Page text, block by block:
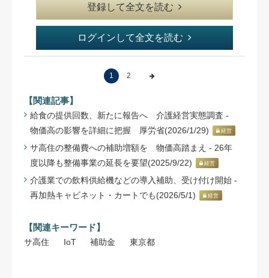
登録して全文を読む
ログインして全文を読む
1 2
【関連記事】
給食の提供回数、新たに報告へ 介護経営実態調査 -
物価高の影響を詳細に把握 厚労省(2026/1/29)
経営
サ高住の整備費への補助増額を 物価高踏まえ - 26年
度以降も整備事業の延長を要望(2025/9/22)
経営
介護業での飲料供給機などの導入補助、受け付け開始 -
再加熱キャビネット・カートでも(2026/5/1)
経営
【関連キーワード】
サ高住 IoT 補助金 東京都